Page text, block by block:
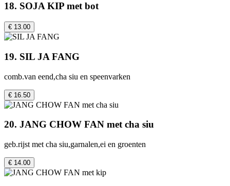
18. SOJA KIP met bot
€ 13.00
19. SIL JA FANG
comb.van eend,cha siu en speenvarken
€ 16.50
20. JANG CHOW FAN met cha siu
geb.rijst met cha siu,garnalen,ei en groenten
€ 14.00